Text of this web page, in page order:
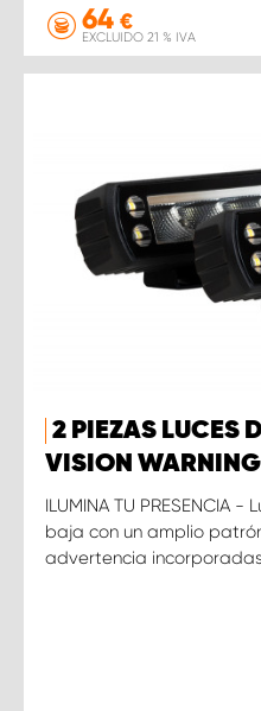
64 €
EXCLUIDO 21 % IVA
2 PIEZAS LUCES
VISION
ILUMINA TU
baja con un amplio
advertencia